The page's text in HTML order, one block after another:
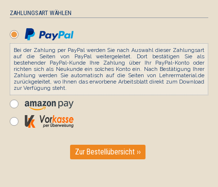
ZAHLUNGSART WÄHLEN
Bei der Zahlung per PayPal werden Sie nach Auswahl dieser Zahlungsart
auf die Seiten von PayPal weitergeleitet. Dort bestätigen Sie als
bestehender PayPal-Kunde Ihre Zahlung über Ihr PayPal-Konto oder
richten sich als Neukunde ein solches Konto ein. Nach Bestätigung Ihrer
Zahlung werden Sie automatisch auf die Seiten von Lehrermaterial.de
zurückgeleitet, wo Ihnen das erworbene Arbeitsblatt direkt zum Download
zur Verfügung steht.
Zur Bestellübersicht ››